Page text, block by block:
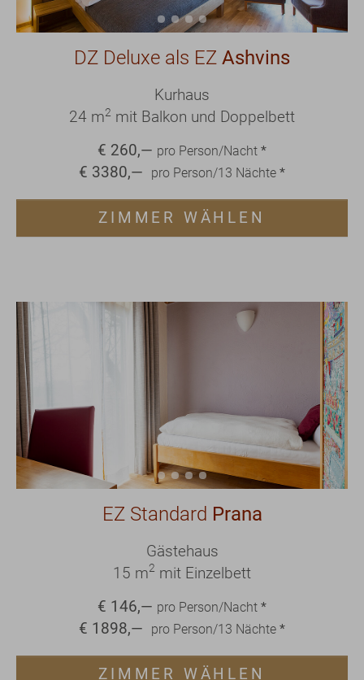
DZ Deluxe als EZ Ashvins
Kurhaus
24 m2 mit Balkon und Doppelbett
€ 260,— pro Person/Nacht *
€ 3380,— pro Person/13 Nächte *
ZIMMER WÄHLEN
EZ Standard Prana
Gästehaus
15 m2 mit Einzelbett
€ 146,— pro Person/Nacht *
€ 1898,— pro Person/13 Nächte *
ZIMMER WÄHLEN